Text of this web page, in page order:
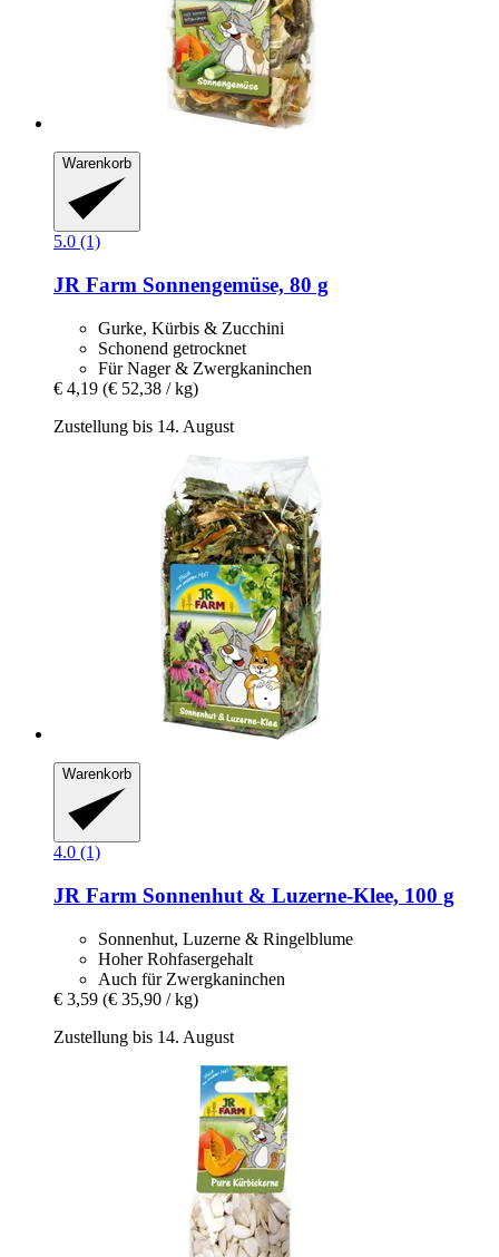
Warenkorb
5.0 (1)
JR Farm Sonnengemüse, 80 g
Gurke, Kürbis & Zucchini
Schonend getrocknet
Für Nager & Zwergkaninchen
€ 4,19 (€ 52,38 / kg)
Zustellung bis 14. August
Warenkorb
4.0 (1)
JR Farm Sonnenhut & Luzerne-​Klee, 100 g
Sonnenhut, Luzerne & Ringelblume
Hoher Rohfasergehalt
Auch für Zwergkaninchen
€ 3,59 (€ 35,90 / kg)
Zustellung bis 14. August